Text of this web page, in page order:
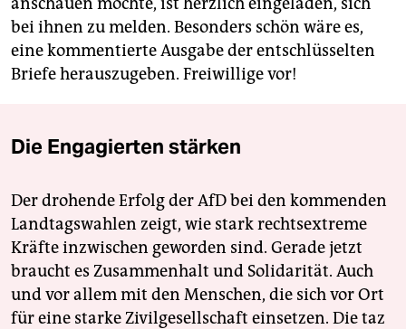
bei ihnen zu melden. Besonders schön wäre es,
eine kommentierte Ausgabe der entschlüsselten
Briefe herauszu­geben. Freiwillige vor!
Die Engagierten stärken
Der drohende Erfolg der AfD bei den kommenden
Landtagswahlen zeigt, wie stark rechtsextreme
Kräfte inzwischen geworden sind. Gerade jetzt
braucht es Zusammenhalt und Solidarität. Auch
und vor allem mit den Menschen, die sich vor Ort
für eine starke Zivilgesellschaft einsetzen. Die taz